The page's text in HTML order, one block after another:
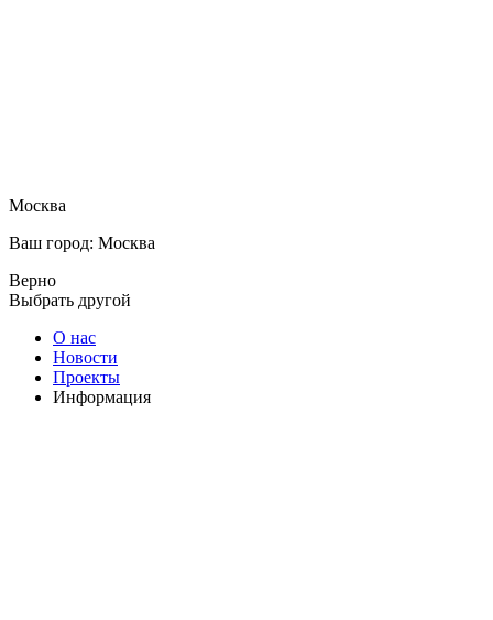
Москва
Ваш город: Москва
Верно
Выбрать другой
О нас
Новости
Проекты
Информация